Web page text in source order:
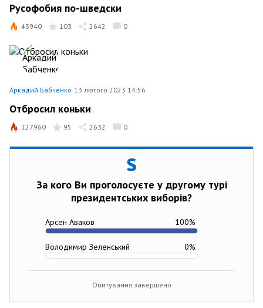
Русофобия по-шведски
43940 103 2642 0
Аркадий Бабченко 13 лютого 2023 14:56
Отбросил коньки
127960 95 2632 0
За кого Ви проголосуєте у другому турі
президентських виборів?
Арсен Аваков 100%
Володимир Зеленський 0%
Опитування завершено